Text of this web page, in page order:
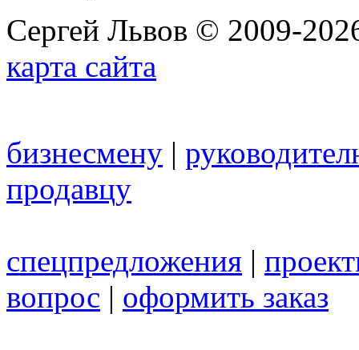
Сергей Львов © 2009-
карта сайта
бизнесмену |
продавцу
спецпредложения |
вопрос | оформить заказ